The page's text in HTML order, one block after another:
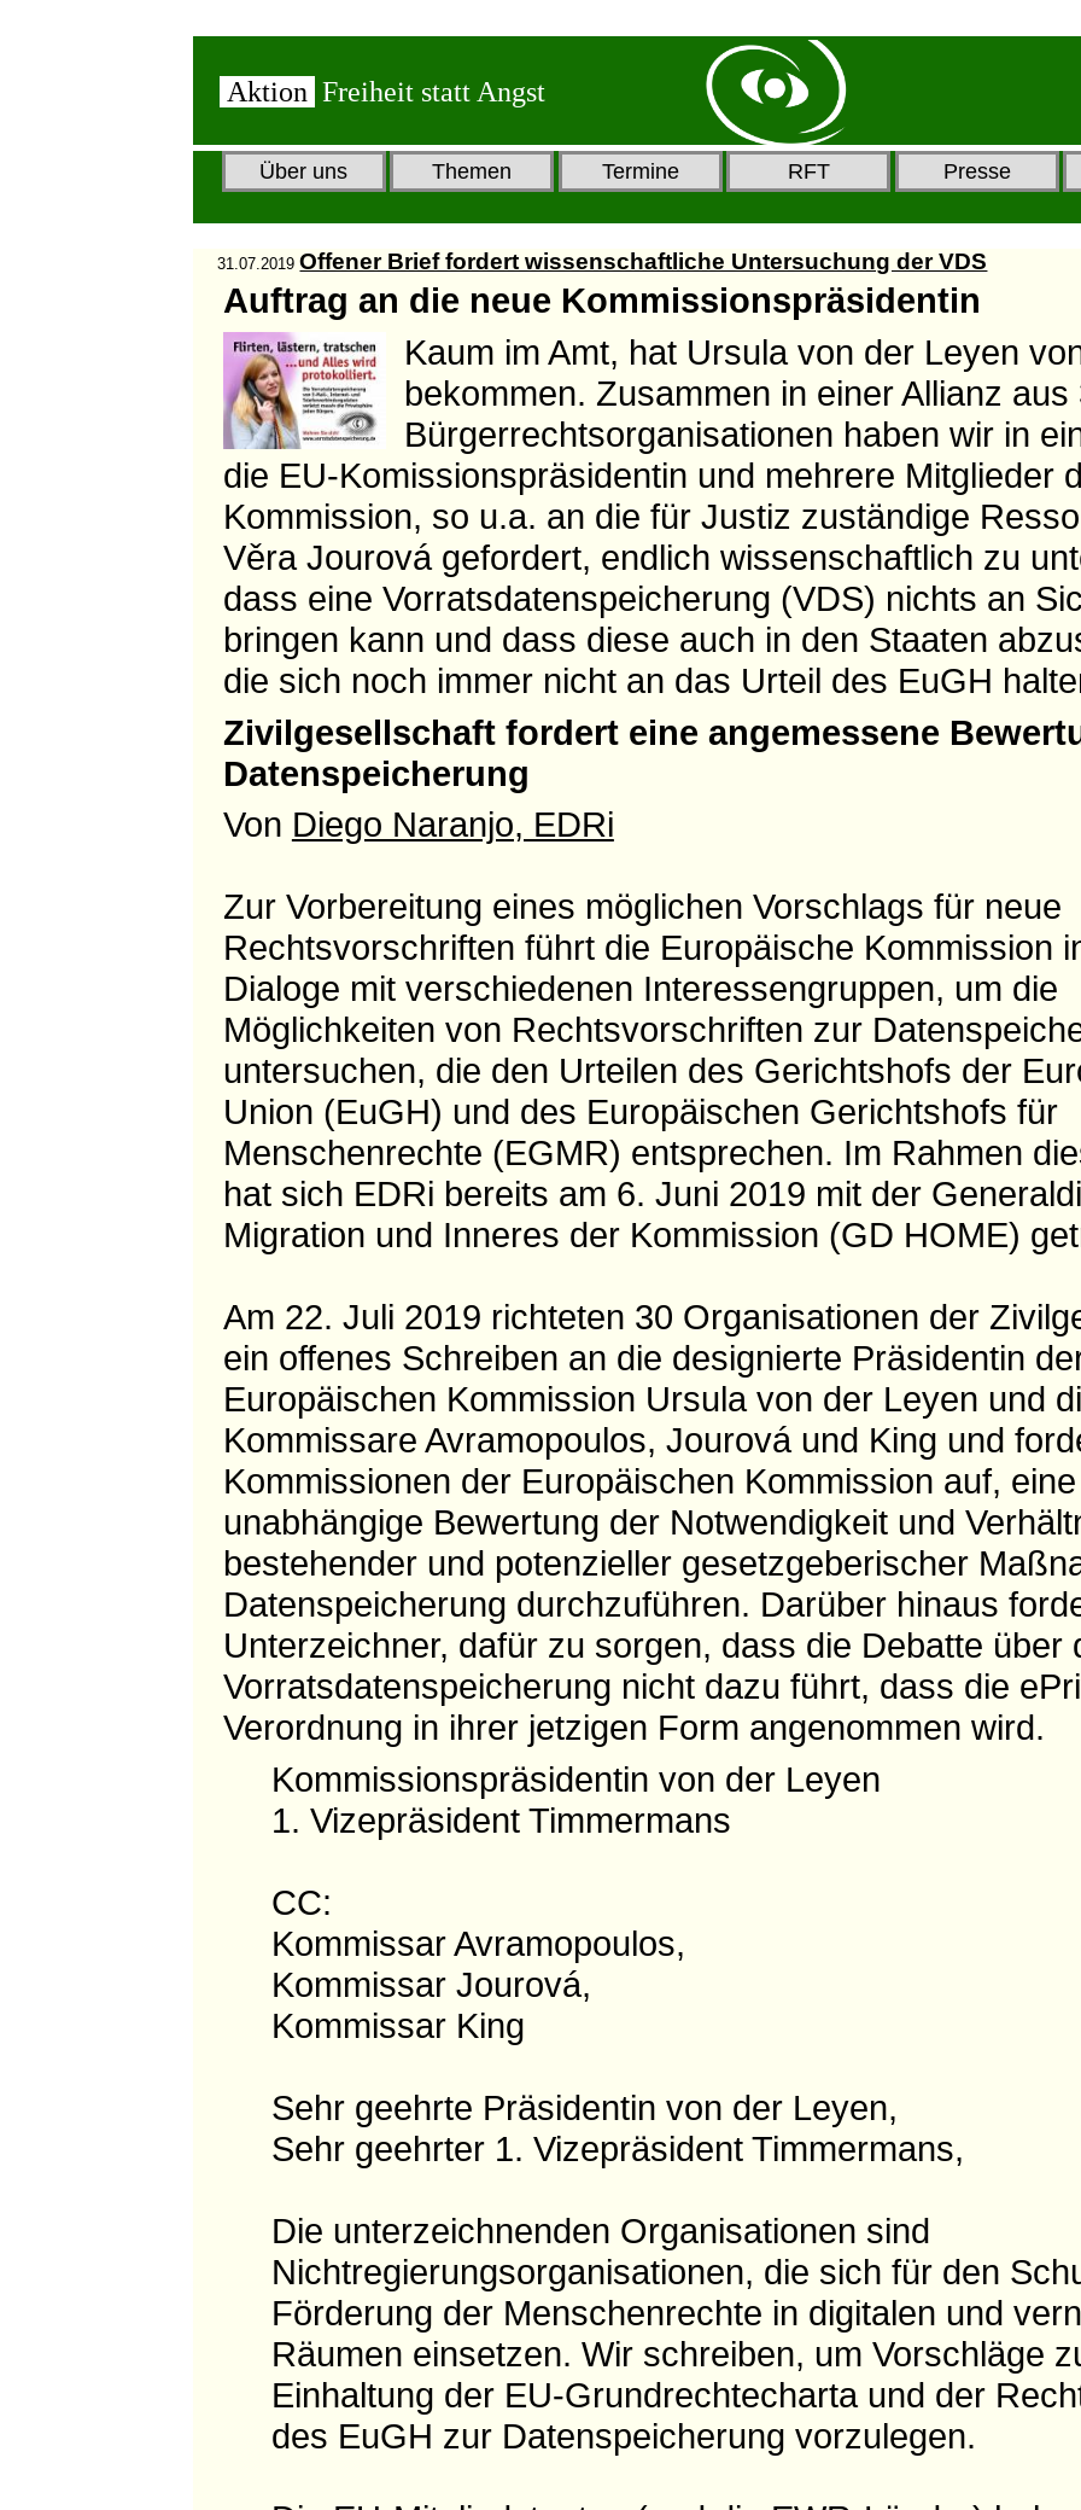
Aktion Freiheit statt Angst
Über uns Themen Termine RFT Presse
31.07.2019 Offener Brief fordert wissenschaftliche Untersuchung der VDS
Auftrag an die neue Kommissionspräsidentin
Kaum im Amt, hat Ursula von der Leyen
bekommen. Zusammen in einer Allianz aus
Bürgerrechtsorganisationen haben wir in
die EU-Komissionspräsidentin und mehrere Mitglieder
Kommission, so u.a. an die für Justiz zuständige
Věra Jourová gefordert, endlich wissenschaftlich zu
dass eine Vorratsdatenspeicherung (VDS) nichts an
bringen kann und dass diese auch in den Staaten
die sich noch immer nicht an das Urteil des EuGH
Zivilgesellschaft fordert eine angemessene
Datenspeicherung
Von Diego Naranjo, EDRi
Zur Vorbereitung eines möglichen Vorschlags für neue
Rechtsvorschriften führt die Europäische Kommission
Dialoge mit verschiedenen Interessengruppen, um die
Möglichkeiten von Rechtsvorschriften zur
untersuchen, die den Urteilen des Gerichtshofs der
Union (EuGH) und des Europäischen Gerichtshofs für
Menschenrechte (EGMR) entsprechen. Im Rahmen
hat sich EDRi bereits am 6. Juni 2019 mit der
Migration und Inneres der Kommission (GD HOME)
Am 22. Juli 2019 richteten 30 Organisationen der
ein offenes Schreiben an die designierte Präsidentin
Europäischen Kommission Ursula von der Leyen und
Kommissare Avramopoulos, Jourová und King und
Kommissionen der Europäischen Kommission auf, eine
unabhängige Bewertung der Notwendigkeit und
bestehender und potenzieller gesetzgeberischer
Datenspeicherung durchzuführen. Darüber hinaus
Unterzeichner, dafür zu sorgen, dass die Debatte über
Vorratsdatenspeicherung nicht dazu führt, dass die
Verordnung in ihrer jetzigen Form angenommen wird.
Kommissionspräsidentin von der Leyen
1. Vizepräsident Timmermans
CC:
Kommissar Avramopoulos,
Kommissar Jourová,
Kommissar King
Sehr geehrte Präsidentin von der Leyen,
Sehr geehrter 1. Vizepräsident Timmermans,
Die unterzeichnenden Organisationen sind
Nichtregierungsorganisationen, die sich für den
Förderung der Menschenrechte in digitalen und
Räumen einsetzen. Wir schreiben, um Vorschläge
Einhaltung der EU-Grundrechtecharta und der
des EuGH zur Datenspeicherung vorzulegen.